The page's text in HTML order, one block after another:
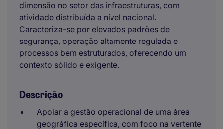
dimensão no setor das infraestruturas, com
atividade distribuída a nível nacional.
Caracteriza-se por elevados padrões de
segurança, operação altamente regulada e
processos bem estruturados, oferecendo um
contexto sólido e exigente.
Descrição
Apoiar a gestão operacional de uma área
geográfica específica, com foco na vertente